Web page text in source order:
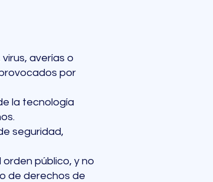
averías o
por
la tecnología
seguridad,
público, y no
de derechos de